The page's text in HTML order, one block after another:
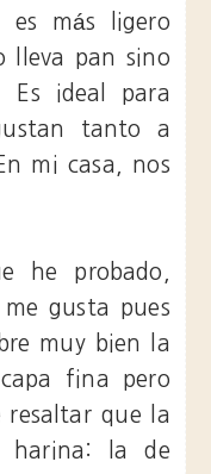
es más ligero
lleva pan sino
Es ideal para
tanto a
mi casa, nos
he probado,
gusta pues
muy bien la
fina pero
resaltar que la
harina: la de